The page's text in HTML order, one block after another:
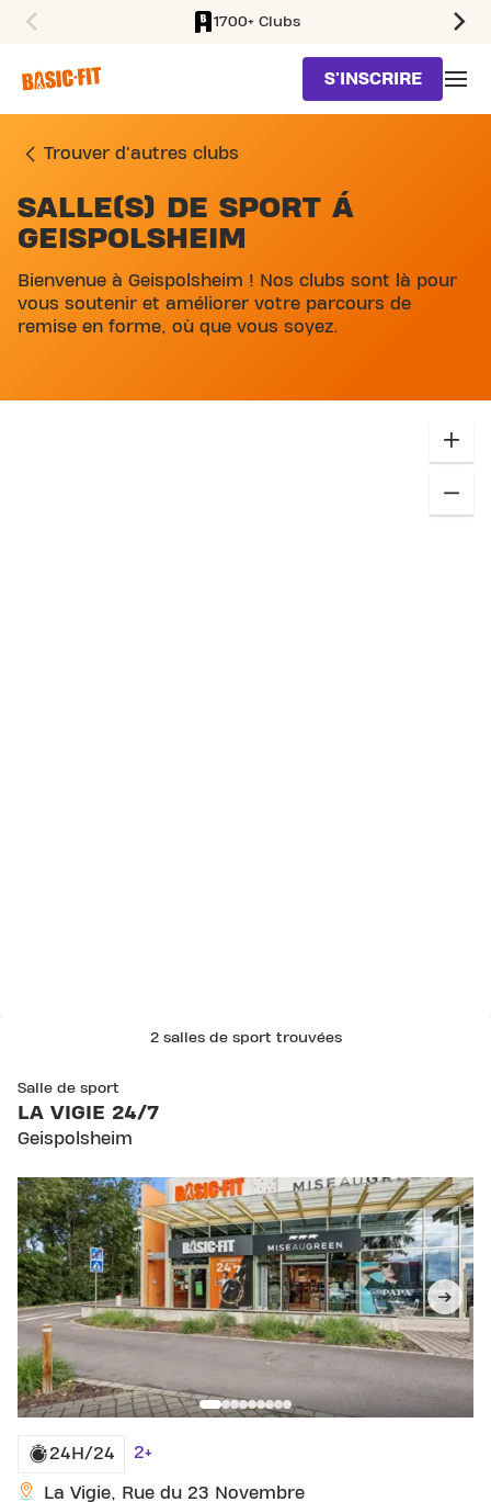
1700+ Clubs
S'INSCRIRE
Trouver d'autres clubs
SKIP MAP LIST
SALLE(S) DE SPORT Á
GEISPOLSHEIM
Bienvenue à Geispolsheim ! Nos clubs sont là pour
vous soutenir et améliorer votre parcours de
remise en forme, où que vous soyez.
2 salles de sport trouvées
Salle de sport
LA VIGIE 24/7
Geispolsheim
24H/24 2+
La Vigie, Rue du 23 Novembre